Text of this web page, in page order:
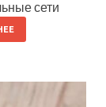
сети